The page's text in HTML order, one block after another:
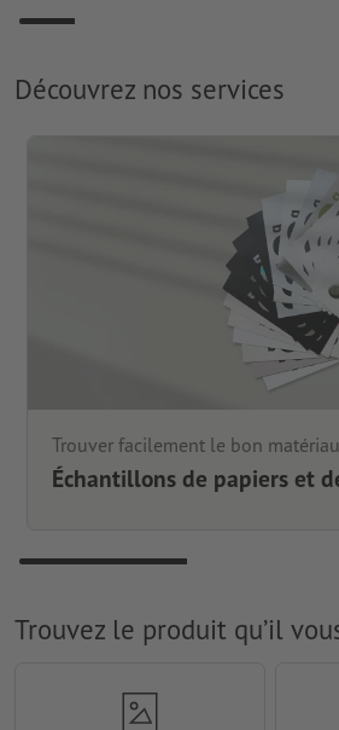
Découvrez nos services
Trouver facilement le bon
Échantillons de papiers et
Trouvez le produit qu’il